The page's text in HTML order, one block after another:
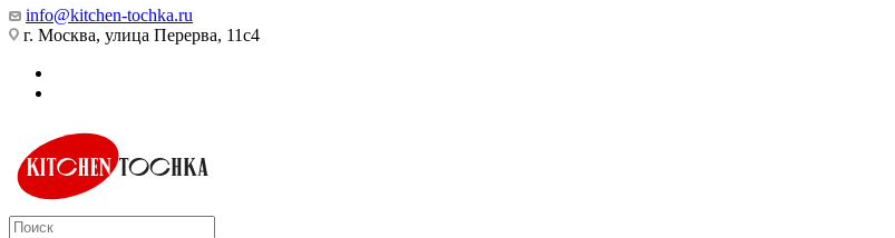
info@kitchen-tochka.ru
г. Москва, улица Перерва, 11с4